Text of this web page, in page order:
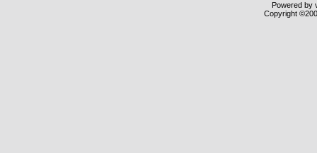
Powered by
Copyright